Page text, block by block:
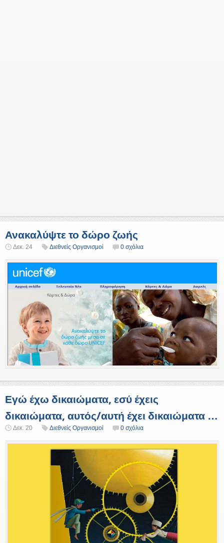
Ανακαλύψτε το δώρο ζωής
Δεκ. 24 Διεθνείς Οργανισμοί 0 σχόλια
Εγώ έχω δικαιώματα, εσύ έχεις
δικαιώματα, αυτός/αυτή έχει δικαιώματα …
Δεκ. 20 Διεθνείς Οργανισμοί 0 σχόλια